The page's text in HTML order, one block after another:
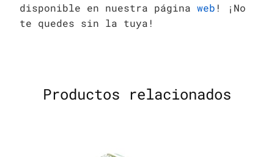
disponible en nuestra páginaweb ! ¡No
te quedes sin la tuya!
Productos relacionados